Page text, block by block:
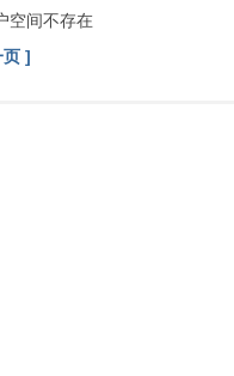
空间不存在
页 ]